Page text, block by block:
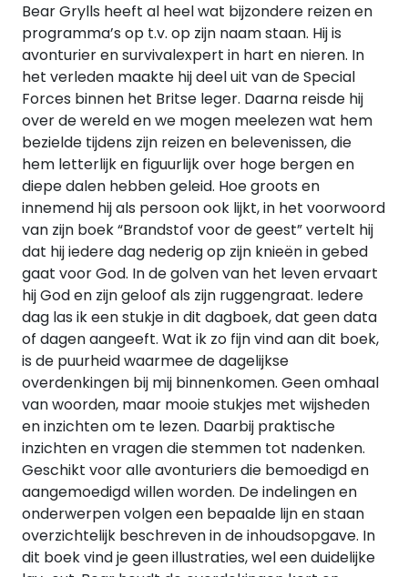
Bear Grylls heeft al heel wat bijzondere reizen en
programma’s op t.v. op zijn naam staan. Hij is
avonturier en survivalexpert in hart en nieren. In
het verleden maakte hij deel uit van de Special
Forces binnen het Britse leger. Daarna reisde hij
over de wereld en we mogen meelezen wat hem
bezielde tijdens zijn reizen en belevenissen, die
hem letterlijk en figuurlijk over hoge bergen en
diepe dalen hebben geleid. Hoe groots en
innemend hij als persoon ook lijkt, in het voorwoord
van zijn boek “Brandstof voor de geest” vertelt hij
dat hij iedere dag nederig op zijn knieën in gebed
gaat voor God. In de golven van het leven ervaart
hij God en zijn geloof als zijn ruggengraat. Iedere
dag las ik een stukje in dit dagboek, dat geen data
of dagen aangeeft. Wat ik zo fijn vind aan dit boek,
is de puurheid waarmee de dagelijkse
overdenkingen bij mij binnenkomen. Geen omhaal
van woorden, maar mooie stukjes met wijsheden
en inzichten om te lezen. Daarbij praktische
inzichten en vragen die stemmen tot nadenken.
Geschikt voor alle avonturiers die bemoedigd en
aangemoedigd willen worden. De indelingen en
onderwerpen volgen een bepaalde lijn en staan
overzichtelijk beschreven in de inhoudsopgave. In
dit boek vind je geen illustraties, wel een duidelijke